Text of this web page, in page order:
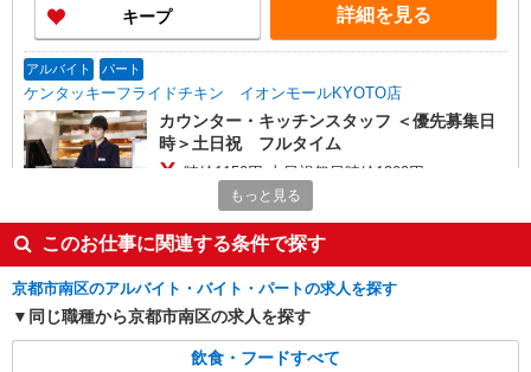
キープ 詳細を見る
アルバイト パート
ケンタッキーフライドチキン イオンモールKYOTO店
カウンター・キッチンスタッフ ＜優先募集日
時＞土日祝 フルタイム
時給1150円 土日祝祭日時給1200円
京都府京都市南区西九条鳥居口町1
キープ
アルバイト パート
カウンター・キッチンスタッフ ＜優先募集日
もっと見る
このお仕事に関連する条件で探す
京都市南区のアルバイト・バイト・パートの求人を探す
同じ職種から京都市南区の求人を探す
飲食・フードすべて